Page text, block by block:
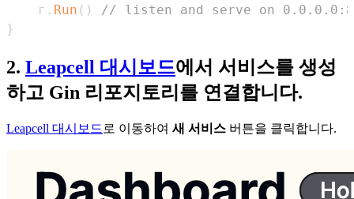
	г
. Run ( )
// listen and serve on
}
2. Leapcell 대시보드에서 서비스를 생성
하고 Gin 리포지토리를 연결합니다.
Leapcell 대시보드 로 이동하여 새 서비스 버튼을 클릭합니다.